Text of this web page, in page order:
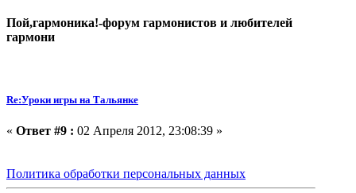
Пой,гармоника!-форум гармонистов и любителей
гармони
Re:Уроки игры на Тальянке
« Ответ #9 : 02 Апреля 2012, 23:08:39 »
Политика обработки персональных данных